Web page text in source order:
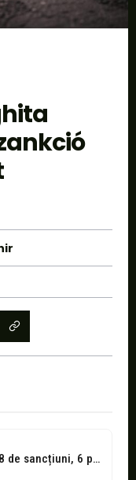
Acțiune RELEU în Harghita: 128 de sancțiuni, 6 permise reținute